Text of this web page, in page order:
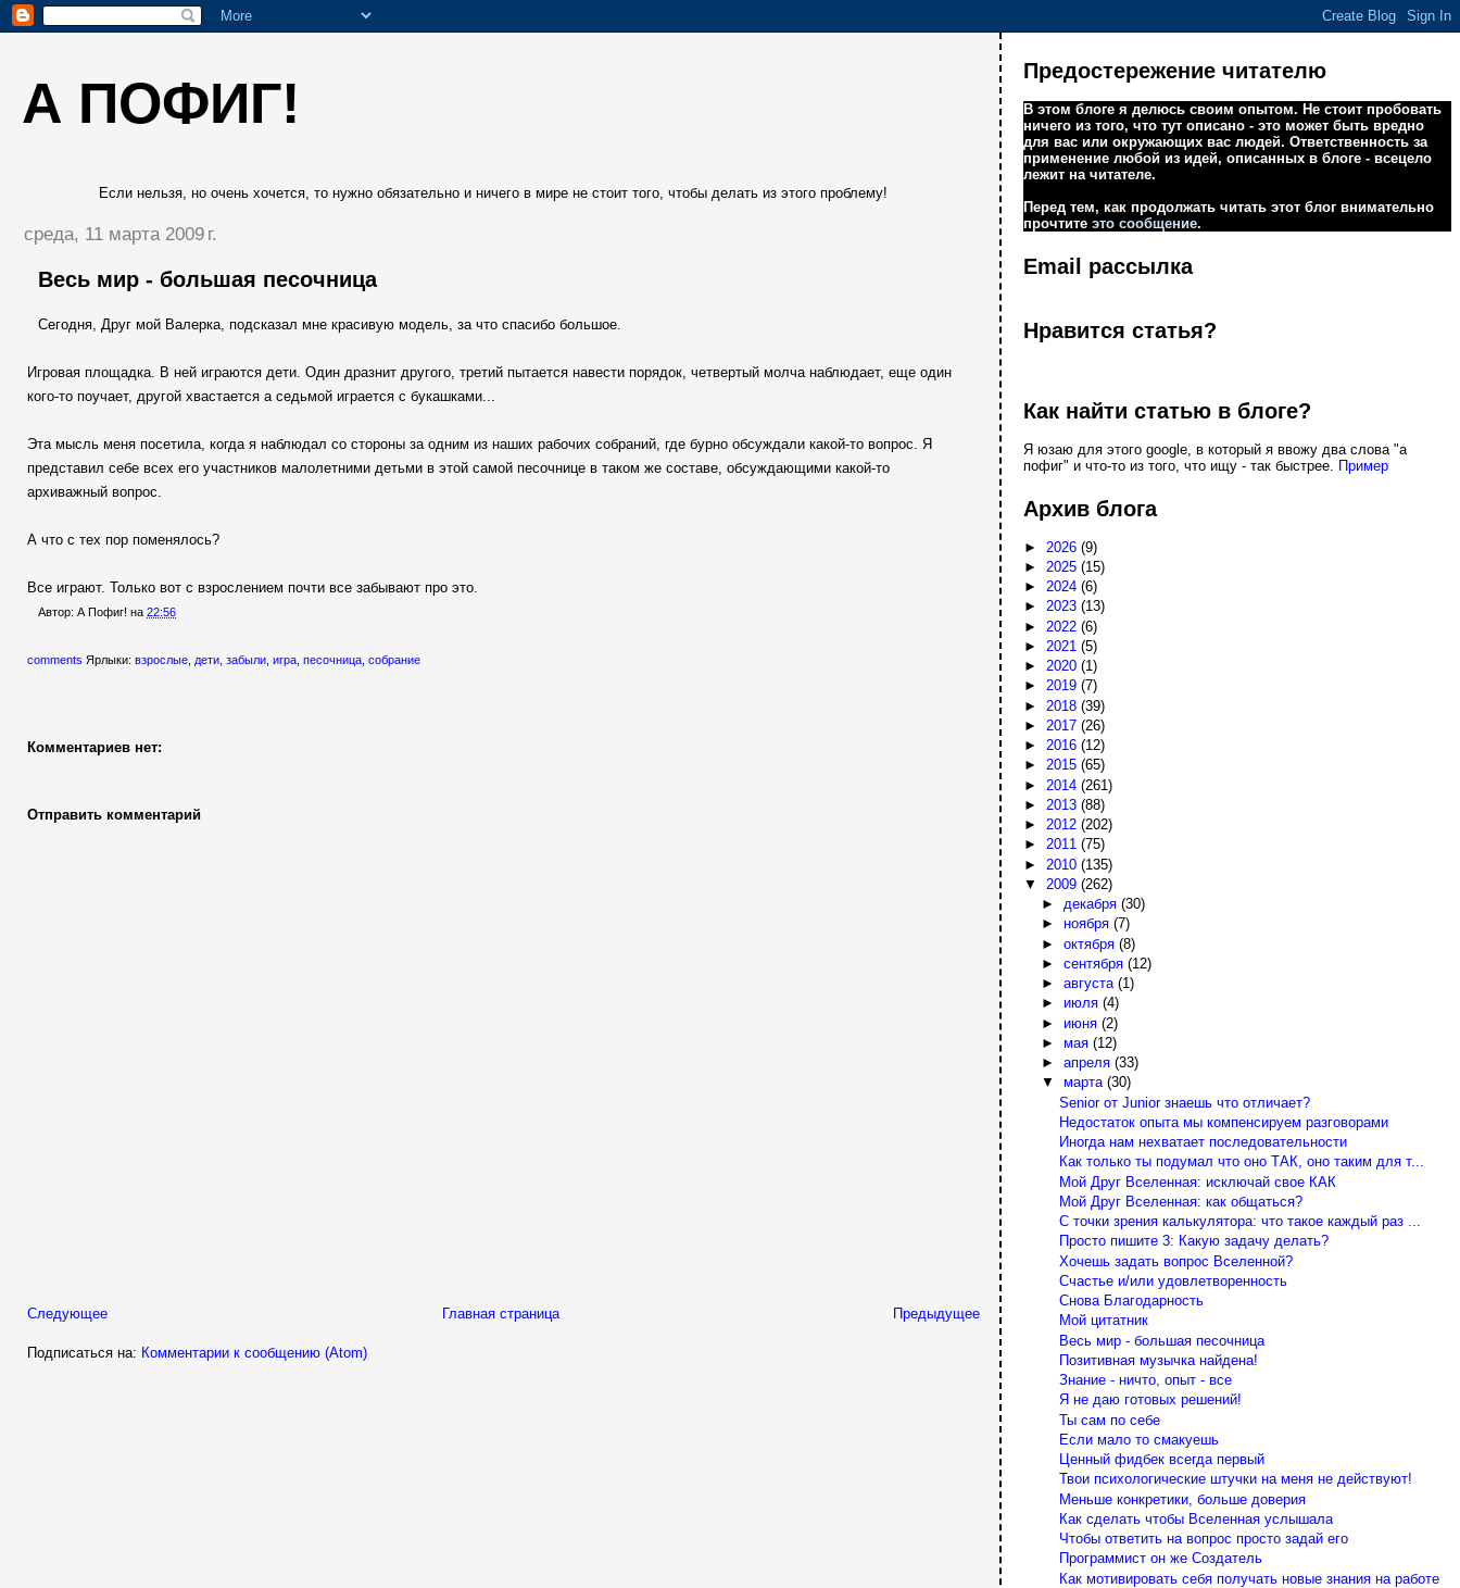
А ПОФИГ!
Если нельзя, но очень хочется, то нужно обязательно и ничего в мире не стоит того, чтобы делать из этого проблему!
среда, 11 марта 2009 г.
Весь мир - большая песочница
Сегодня, Друг мой Валерка, подсказал мне красивую модель, за что спасибо большое.
Игровая площадка. В ней играются дети. Один дразнит другого, третий пытается навести порядок, четвертый молча наблюдает, еще один
кого-то поучает, другой хвастается а седьмой играется с букашками...
Эта мысль меня посетила, когда я наблюдал со стороны за одним из наших рабочих собраний, где бурно обсуждали какой-то вопрос. Я
представил себе всех его участников малолетними детьми в этой самой песочнице в таком же составе, обсуждающими какой-то
архиважный вопрос.
А что с тех пор поменялось?
Все играют. Только вот с взрослением почти все забывают про это.
Автор: А Пофиг! на 22:56
comments Ярлыки: взрослые дети забыли игра песочница собрание
Комментариев нет:
Отправить комментарий
Следующее Предыдущее
Главная страница
Подписаться на: Комментарии к сообщению (Atom)
Предостережение читателю
В этом блоге я делюсь своим опытом. Не стоит пробовать
ничего из того, что тут описано - это может быть вредно
для вас или окружающих вас людей. Ответственность за
применение любой из идей, описанных в блоге - всецело
лежит на читателе.
Перед тем, как продолжать читать этот блог внимательно
прочтитеэто сообщение.
Email рассылка
Нравится статья?
Как найти статью в блоге?
Я юзаю для этого google, в который я ввожу два слова "а
пофиг" и что-то из того, что ищу - так быстрее. Пример
Архив блога
► 2026(9)
► 2025(15)
►2024(6)
►2023(13)
► 2022(6)
► 2021(5)
►2020(1)
►2019(7)
► 2018(39)
► 2017(26)
►2016(12)
►2015(65)
► 2014(261)
► 2013(88)
►2012(202)
►2011(75)
► 2010(135)
▼ 2009(262)
► декабря (30)
► ноября (7)
► октября (8)
► сентября (12)
► августа (1)
► июля (4)
► июня (2)
► мая (12)
► апреля (33)
▼ марта (30)
Senior от Junior знаешь что отличает?
Недостаток опыта мы компенсируем разговорами
Иногда нам нехватает последовательности
Как только ты подумал что оно ТАК, оно таким для т...
Мой Друг Вселенная: исключай свое КАК
Мой Друг Вселенная: как общаться?
С точки зрения калькулятора: что такое каждый раз ...
Просто пишите 3: Какую задачу делать?
Хочешь задать вопрос Вселенной?
Счастье и/или удовлетворенность
Снова Благодарность
Мой цитатник
Весь мир - большая песочница
Позитивная музычка найдена!
Знание - ничто, опыт - все
Я не даю готовых решений!
Ты сам по себе
Если мало то смакуешь
Ценный фидбек всегда первый
Твои психологические штучки на меня не действуют!
Меньше конкретики, больше доверия
Как сделать чтобы Вселенная услышала
Чтобы ответить на вопрос просто задай его
Программист он же Создатель
Как мотивировать себя получать новые знания на работе